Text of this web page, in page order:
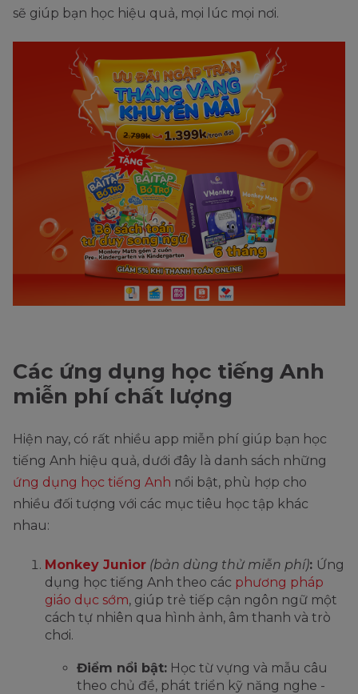
sẽ giúp bạn học hiệu quả, mọi lúc mọi nơi.
Các ứng dụng học tiếng Anh
miễn phí chất lượng
Hiện nay, có rất nhiều app miễn phí giúp bạn học
tiếng Anh hiệu quả, dưới đây là danh sách những
ứng dụng học tiếng Anh nổi bật, phù hợp cho
nhiều đối tượng với các mục tiêu học tập khác
nhau:
Monkey Junior (bản dùng thử miễn phí): Ứng
dụng học tiếng Anh theo các phương pháp
giáo dục sớm, giúp trẻ tiếp cận ngôn ngữ một
cách tự nhiên qua hình ảnh, âm thanh và trò
chơi.
Điểm nổi bật: Học từ vựng và mẫu câu
theo chủ đề, phát triển kỹ năng nghe -